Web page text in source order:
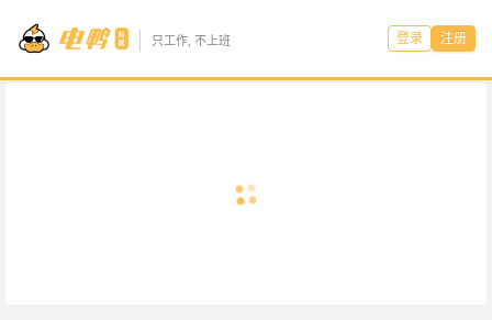
只工作, 不上班 登录 注册